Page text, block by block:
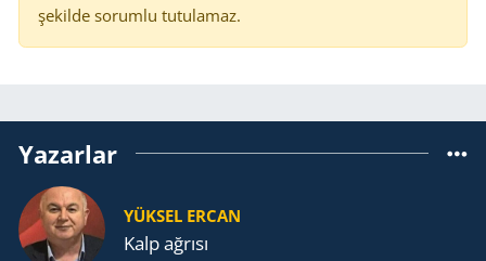
şekilde sorumlu tutulamaz.
Yazarlar
YÜKSEL ERCAN
Kalp ağrısı